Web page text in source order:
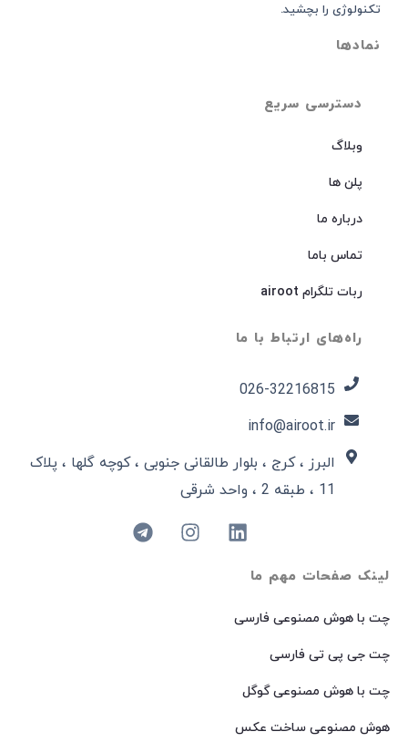
لینک صفحات مهم ما
چت با هوش مصنوعی فارسی
چت جی پی تی فارسی
چت با هوش مصنوعی گوگل
هوش مصنوعی ساخت عکس
دسترسی سریع
وبلاگ
پلن ها
درباره ما
تماس باما
ربات تلگرام airoot
راه‌های ارتباط با ما
026-32216815​
info@airoot.ir
البرز ، کرج ، بلوار طالقانی جنوبی ، کوچه گلها ، پلاک
11 ، طبقه 2 ، واحد شرقی
تکنولوژی را بچشید.
نمادها